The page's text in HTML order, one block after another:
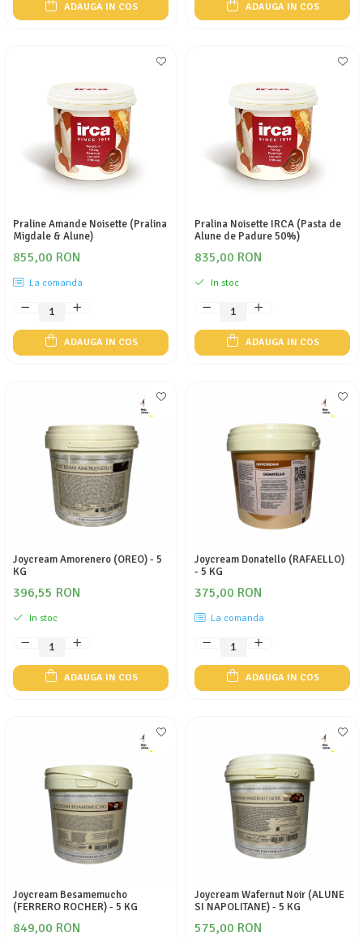
ADAUGA IN COS ADAUGA IN COS
Praline Amande Noisette (Pralina
Migdale & Alune)
855,00 RON
La comanda
ADAUGA IN COS
Pralina Noisette IRCA (Pasta de
Alune de Padure 50%)
835,00 RON
In stoc
ADAUGA IN COS
Joycream Amorenero (OREO) - 5
KG
396,55 RON
In stoc
ADAUGA IN COS
Joycream Donatello (RAFAELLO)
- 5 KG
375,00 RON
La comanda
ADAUGA IN COS
Joycream Besamemucho
(FERRERO ROCHER) - 5 KG
849,00 RON
Joycream Wafernut Noir (ALUNE
SI NAPOLITANE) - 5 KG
575,00 RON